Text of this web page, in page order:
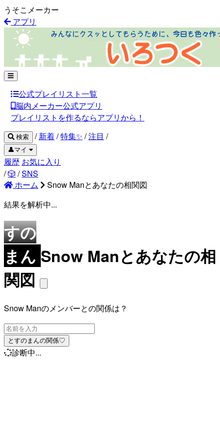
うそこメーカー
アプリ
公式プレイリスト一覧
脳内メーカー公式アプリ
プレイリストを作るならアプリから！
検索 / 新着/特集✨ /注目 /
👤マイ
履歴 お気に入り
/🎲 /SNS
ホーム
Snow Manとあなたの相関図
結果を解析中...
すの
まん Snow Manとあなたの相
関図
Snow Manのメンバーとの関係は？
とすのまんの関係♡
診断中...